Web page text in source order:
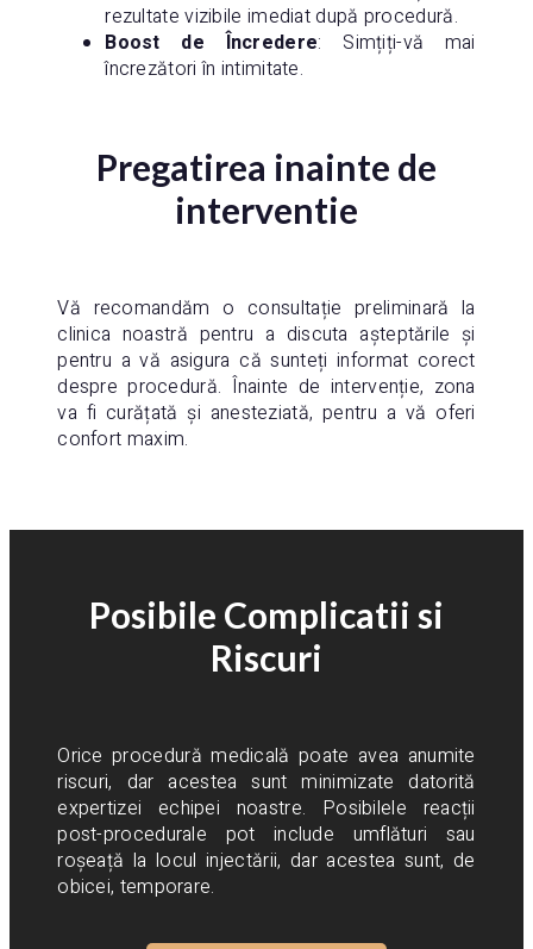
rezultate vizibile imediat după procedură.
Boost de Încredere: Simțiți-vă mai
încrezători în intimitate.
Pregatirea inainte de
interventie
Vă recomandăm o consultație preliminară la
clinica noastră pentru a discuta așteptările și
pentru a vă asigura că sunteți informat corect
despre procedură. Înainte de intervenție, zona
va fi curățată și anesteziată, pentru a vă oferi
confort maxim.
Posibile Complicatii si
Riscuri
Orice procedură medicală poate avea anumite
riscuri, dar acestea sunt minimizate datorită
expertizei echipei noastre. Posibilele reacții
post-procedurale pot include umflături sau
roșeață la locul injectării, dar acestea sunt, de
obicei, temporare.